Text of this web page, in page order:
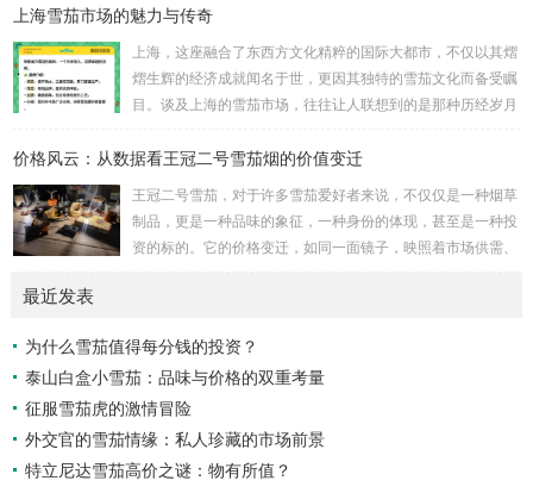
微缩镜像，一种凝聚了匠心与传统的精致之物。它与古老的雅
火花。想象一下，霓虹灯下，一位品味者手持雪茄，细品生
活，这不仅仅是抽烟，而是对城市脉动的低语，对历史的致
敬。 宁波的小国粹雪茄，源于上世纪的匠人传承，其制作...
上海雪茄市场的魅力与传奇
上海，这座融合了东西方文化精粹的国际大都市，不仅以其熠
熠生辉的经济成就闻名于世，更因其独特的雪茄文化而备受瞩
目。谈及上海的雪茄市场，往往让人联想到的是那种历经岁月
更是一幅关于历史与现代、喧嚣与静谧交错的丰富画卷。 雪
而，在上海，这种传统符号被赋予了更多维度的意义。上海的
雪茄市场不仅仅是商品的交换平台，它更像是一个社交的场
域，是精英人士心灵的栖息之地，是文化传承与创新的纽...
价格风云：从数据看王冠二号雪茄烟的价值变迁
王冠二号雪茄，对于许多雪茄爱好者来说，不仅仅是一种烟草
制品，更是一种品味的象征，一种身份的体现，甚至是一种投
资的标的。它的价格变迁，如同一面镜子，映照着市场供需、
多方面的。原材料成本是基础。优质烟叶的种植、采摘、发酵
和醇化都需要耗费大量的人力物力，气候变化、病虫害等自然
因素也可能影响烟叶的产量和质量，进而影响雪茄的...
最近发表
为什么雪茄值得每分钱的投资？
泰山白盒小雪茄：品味与价格的双重考量
征服雪茄虎的激情冒险
外交官的雪茄情缘：私人珍藏的市场前景
特立尼达雪茄高价之谜：物有所值？